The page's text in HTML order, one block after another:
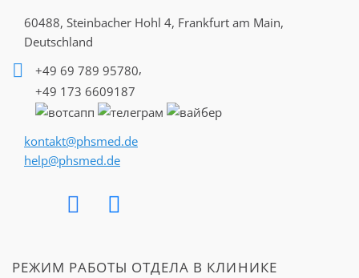
60488, Steinbacher Hohl 4, Frankfurt am Main,
Deutschland
+49 69 789 95780,
+49 173 6609187
kontakt@phsmed.de
help@phsmed.de
РЕЖИМ РАБОТЫ ОТДЕЛА В КЛИНИКЕ